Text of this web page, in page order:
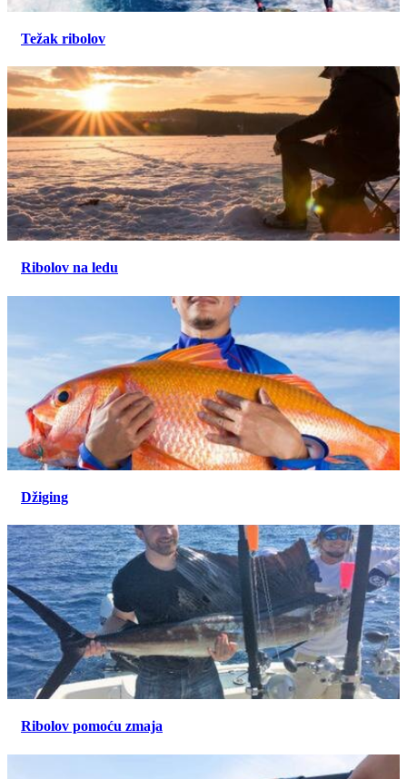
Težak ribolov
Ribolov na ledu
Džiging
Ribolov pomoću zmaja